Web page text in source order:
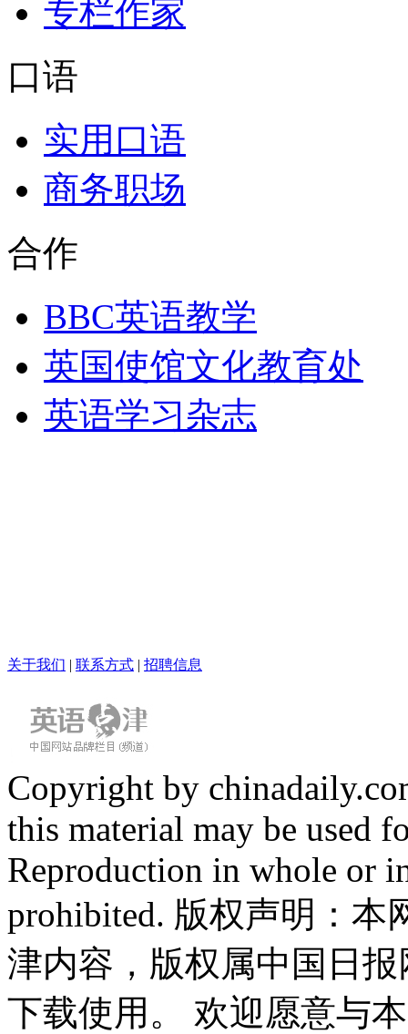
专栏作家
口语
实用口语
商务职场
合作
BBC英语教学
英国使馆文化教育处
英语学习杂志
关于我们 | 联系方式 | 招聘信息
Copyright by
this material may be used
Reproduction in whole or
prohibited. 版权声明：
津内容，版权属中国日
下载使用。 欢迎愿意与